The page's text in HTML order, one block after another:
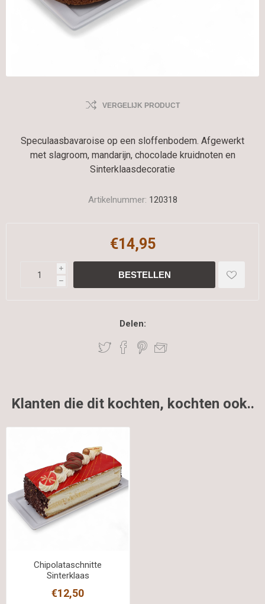
VERGELIJK PRODUCT
Speculaasbavaroise op een sloffenbodem. Afgewerkt
met slagroom, mandarijn, chocolade kruidnoten en
Sinterklaasdecoratie
Artikelnummer: 120318
€14,95
i
h
Delen:
Klanten die dit kochten, kochten ook..
Chipolataschnitte
Sinterklaas
€12,50